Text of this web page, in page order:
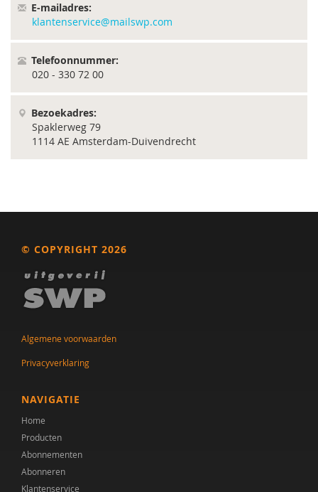
E-mailadres:
klantenservice@mailswp.com
Telefoonnummer:
020 - 330 72 00
Bezoekadres:
Spaklerweg 79
1114 AE Amsterdam-Duivendrecht
© COPYRIGHT 2026
Algemene voorwaarden
Privacyverklaring
NAVIGATIE
Home
Producten
Abonnementen
Abonneren
Klantenservice